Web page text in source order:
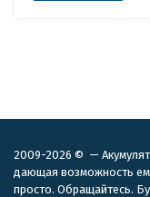
2009-2026 © —
дающая возможность
просто. Обращайтесь.